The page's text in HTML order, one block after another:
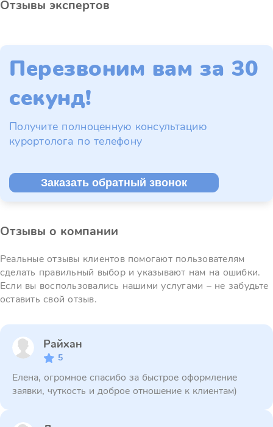
Отзывы экспертов
Перезвоним вам за 30
секунд!
Получите полноценную консультацию
курортолога по телефону
Заказать обратный звонок
Отзывы о компании
Реальные отзывы клиентов помогают пользователям
сделать правильный выбор и указывают нам на ошибки.
Если вы воспользовались нашими услугами – не забудьте
оставить свой отзыв.
Райхан
5
Елена, огромное спасибо за быстрое оформление
заявки, чуткость и доброе отношение к клиентам)